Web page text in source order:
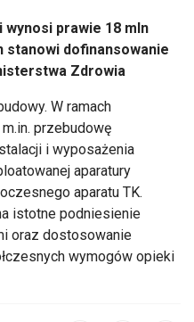
wynosi prawie 18 mln
stanowi dofinansowanie
Zdrowia
W ramach
przebudowę
i wyposażenia
aparatury
aparatu TK.
istotne podniesienie
oraz dostosowanie
łczesnych wymogów opieki